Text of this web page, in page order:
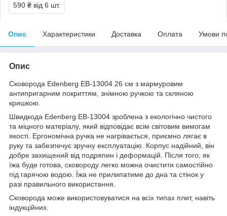
590 ₴ від 6 шт.
Опис Характеристики Доставка Оплата Умови
Опис
Сковорода Edenberg EB-13004 26 см з мармуровим
антипригарним покриттям, знімною ручкою та скляною
кришкою.
Швидкода Edenberg EB-13004 зроблена з екологічно чистого
та міцного матеріалу, який відповідає всім світовим вимогам
якості. Ергономічна ручка не нагрівається, приємно лягає в
руку та забезпечує зручну експлуатацію. Корпус надійний, він
добре захищений від подряпин і деформацій. Після того, як
їжа буде готова, сковороду легко можна очистити самостійно
під гарячою водою. Їжа не прилипатиме до дна та стінок у
разі правильного використання.
Сковорода може використовуватися на всіх типах плит, навіть
індукційних.